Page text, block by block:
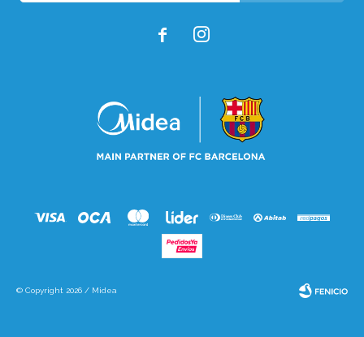
 
© Copyright 2026 / Midea